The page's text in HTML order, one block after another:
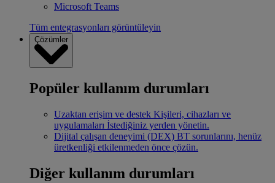
Microsoft Teams
Tüm entegrasyonları görüntüleyin
Çözümler
Popüler kullanım durumları
Uzaktan erişim ve destek Kişileri, cihazları ve
uygulamaları İstediğiniz yerden yönetin.
Dijital çalışan deneyimi (DEX) BT sorunlarını, henüz
üretkenliği etkilenmeden önce çözün.
Diğer kullanım durumları